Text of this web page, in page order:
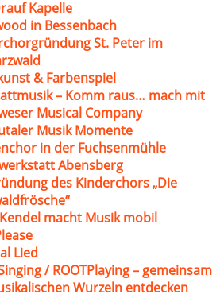
Kapelle
in Bessenbach
St. Peter im
& Farbenspiel
– Komm raus… mach mit
Musical Company
Musik Momente
in der Fuchsenmühle
Abensberg
des Kinderchors „Die
macht Musik mobil
Lied
/ ROOTPlaying – gemeinsam
Wurzeln entdecken